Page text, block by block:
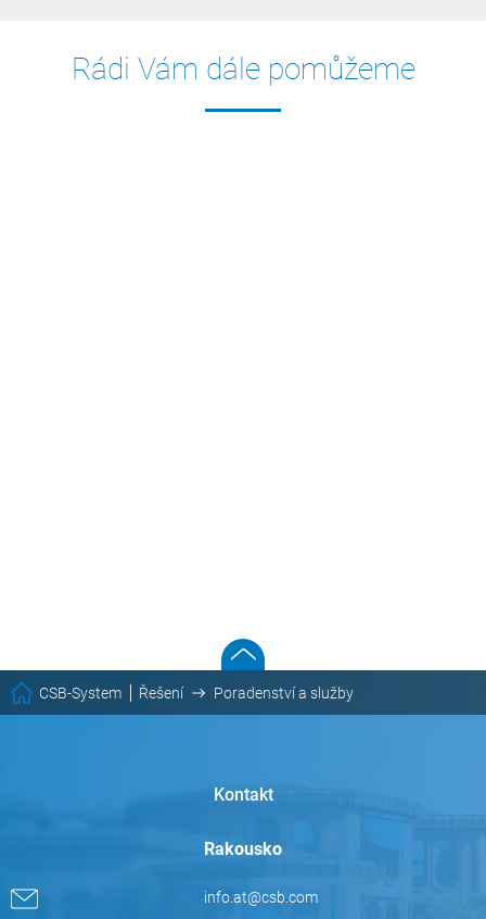
Rádi Vám dále pomůžeme
CSB-System Řešení Poradenství a služby
Kontakt
Rakousko
info.at@csb.com